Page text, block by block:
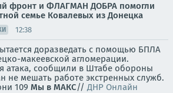
фронт и ФЛАГМАН ДОБРА помогли
семье Ковалевых из Донецка
12:38
доразведать с помощью БПЛА
макеевской агломерации.
атака, сообщили в Штабе обороны
не мешать работе экстренных служб.
109 Мы в МАКС// ДНР Онлайн